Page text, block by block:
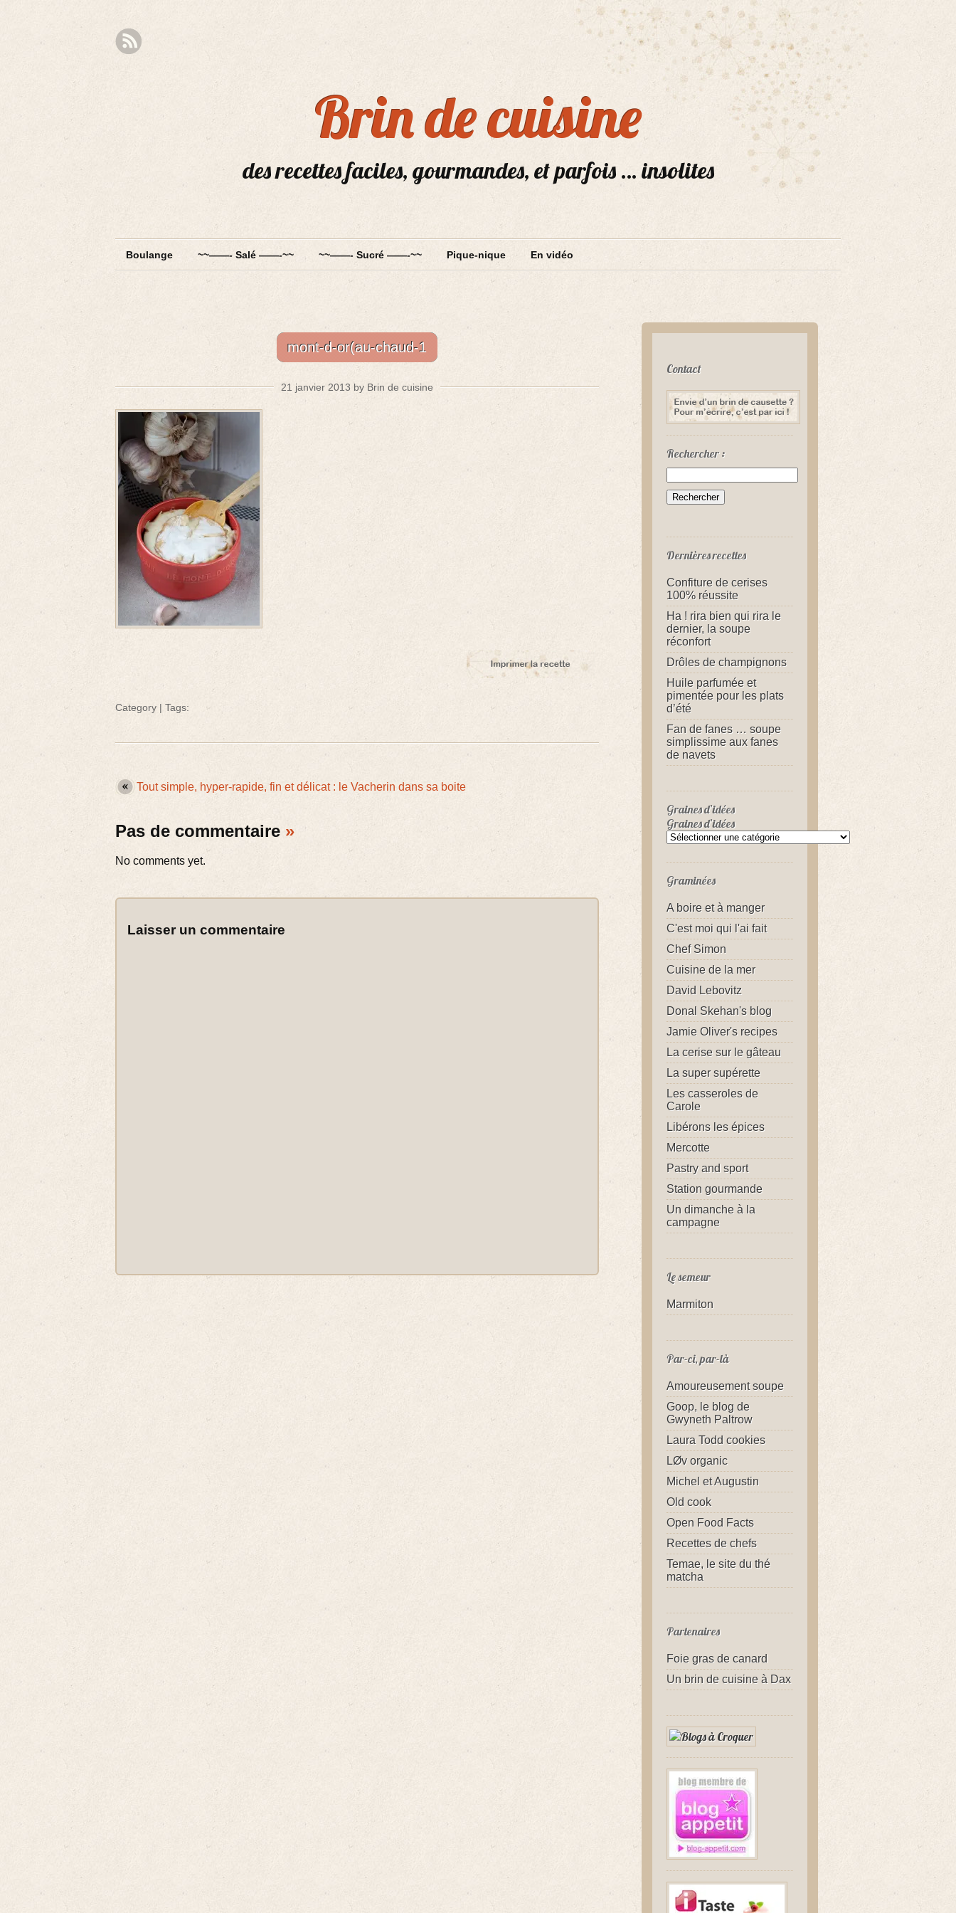
Brin de cuisine
des recettes faciles, gourmandes, et parfois … insolites
Boulange ~~——- Salé ——-~~ ~~——- Sucré ——-~~ Pique-nique En vidéo
mont-d-or(au-chaud-1
21 janvier 2013 by Brin de cuisine
Category | Tags:
Tout simple, hyper-rapide, fin et délicat : le Vacherin dans sa boite
Pas de commentaire »
No comments yet.
Laisser un commentaire
Contact
Rechercher :
Dernières recettes
Confiture de cerises
100% réussite
Ha ! rira bien qui rira le
dernier, la soupe
réconfort
Drôles de champignons
Huile parfumée et
pimentée pour les plats
d’été
Fan de fanes … soupe
simplissime aux fanes
de navets
Graines d’idées
Graines d’idées
Graminées
A boire et à manger
C'est moi qui l'ai fait
Chef Simon
Cuisine de la mer
David Lebovitz
Donal Skehan's blog
Jamie Oliver's recipes
La cerise sur le gâteau
La super supérette
Les casseroles de
Carole
Libérons les épices
Mercotte
Pastry and sport
Station gourmande
Un dimanche à la
campagne
Le semeur
Marmiton
Par-ci, par-là
Amoureusement soupe
Goop, le blog de
Gwyneth Paltrow
Laura Todd cookies
LØv organic
Michel et Augustin
Old cook
Open Food Facts
Recettes de chefs
Temae, le site du thé
matcha
Partenaires
Foie gras de canard
Un brin de cuisine à Dax